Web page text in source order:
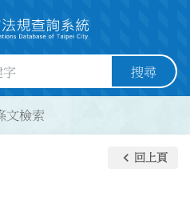
搜尋
文檢索
keyboard_arrow_left 回上頁